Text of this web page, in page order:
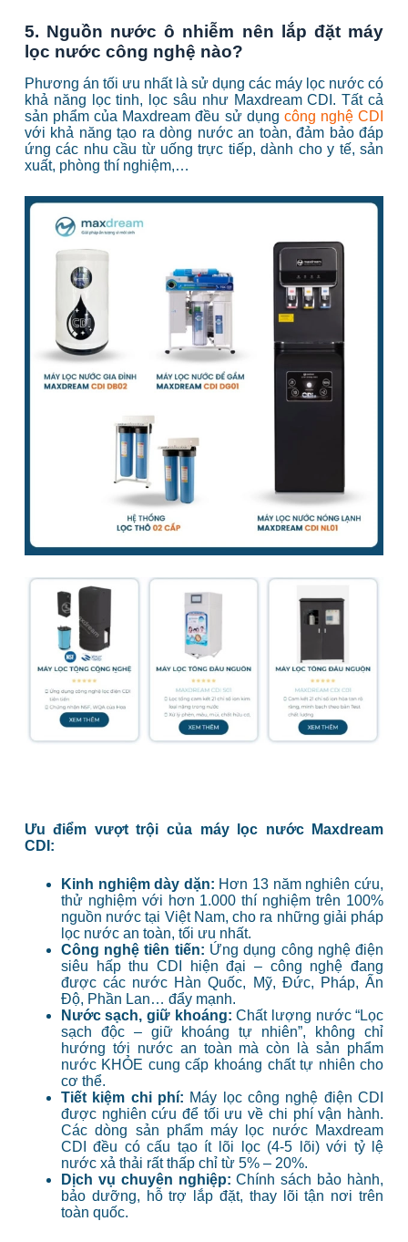
5. Nguồn nước ô nhiễm nên lắp đặt máy
lọc nước công nghệ nào?
Phương án tối ưu nhất là sử dụng các máy lọc nước có
khả năng lọc tinh, lọc sâu như Maxdream CDI. Tất cả
sản phẩm của Maxdream đều sử dụng công nghệ CDI
với khả năng tạo ra dòng nước an toàn, đảm bảo đáp
ứng các nhu cầu từ uống trực tiếp, dành cho y tế, sản
xuất, phòng thí nghiệm,…
Ưu điểm vượt trội của máy lọc nước Maxdream
CDI:
Kinh nghiệm dày dặn: Hơn 13 năm nghiên cứu,
thử nghiệm với hơn 1.000 thí nghiệm trên 100%
nguồn nước tại Việt Nam, cho ra những giải pháp
lọc nước an toàn, tối ưu nhất.
Công nghệ tiên tiến: Ứng dụng công nghệ điện
siêu hấp thu CDI hiện đại – công nghệ đang
được các nước Hàn Quốc, Mỹ, Đức, Pháp, Ấn
Độ, Phần Lan… đẩy mạnh.
Nước sạch, giữ khoáng: Chất lượng nước “Lọc
sạch độc – giữ khoáng tự nhiên”, không chỉ
hướng tới nước an toàn mà còn là sản phẩm
nước KHỎE cung cấp khoáng chất tự nhiên cho
cơ thể.
Tiết kiệm chi phí: Máy lọc công nghệ điện CDI
được nghiên cứu để tối ưu về chi phí vận hành.
Các dòng sản phẩm máy lọc nước Maxdream
CDI đều có cấu tạo ít lõi lọc (4-5 lõi) với tỷ lệ
nước xả thải rất thấp chỉ từ 5% – 20%.
Dịch vụ chuyên nghiệp: Chính sách bảo hành,
bảo dưỡng, hỗ trợ lắp đặt, thay lõi tận nơi trên
toàn quốc.